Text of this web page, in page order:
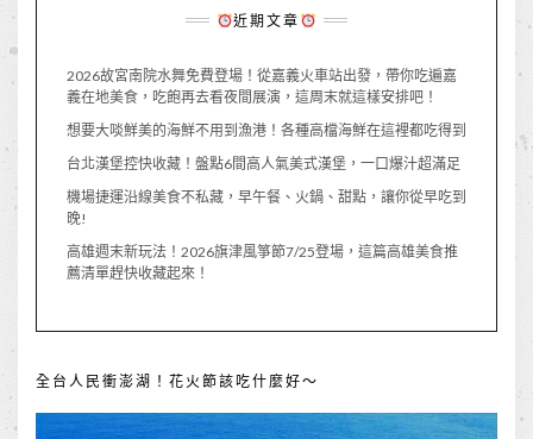
近期文章
2026故宮南院水舞免費登場！從嘉義火車站出發，帶你吃遍嘉
義在地美食，吃飽再去看夜間展演，這周末就這樣安排吧！
想要大啖鮮美的海鮮不用到漁港！各種高檔海鮮在這裡都吃得到
台北漢堡控快收藏！盤點6間高人氣美式漢堡，一口爆汁超滿足
機場捷運沿線美食不私藏，早午餐、火鍋、甜點，讓你從早吃到
晚!
高雄週末新玩法！2026旗津風箏節7/25登場，這篇高雄美食推
薦清單趕快收藏起來！
全台人民衝澎湖！花火節該吃什麼好～